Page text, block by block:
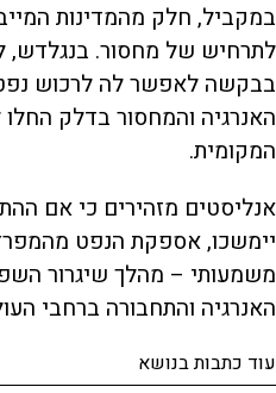
במקביל, חלק מהמדינות
לתרחיש של מחסור. בנגלדש,
בבקשה לאפשר לה לרכוש
האנרגיה והמחסור בדלק
המקומית.
אנליסטים מזהירים כי אם
יימשכו, אספקת הנפט
משמעותי – מהלך שיגרור
האנרגיה והתחבורה ברחבי
עוד כתבות בנושא